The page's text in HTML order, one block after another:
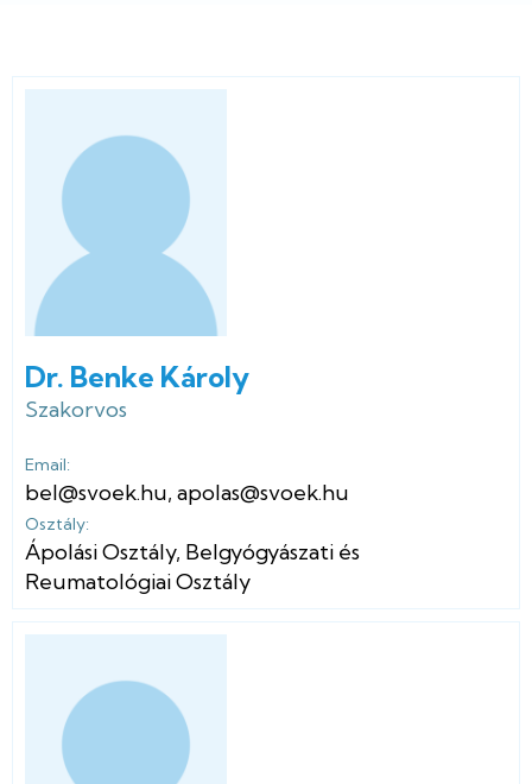
Dr. Benke Károly
Szakorvos
Email:
bel@svoek.hu, apolas@svoek.hu
Osztály:
Ápolási Osztály, Belgyógyászati és
Reumatológiai Osztály